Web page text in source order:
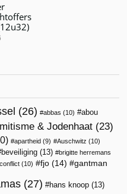
(26) abbas (10)
abou
& Jodenhaat (23)
apartheid (9) Auschwitz (10)
beveiliging (13)
brigitte herremans
conflict (10) fjo (14) gantman
(27) hans knoop (13)